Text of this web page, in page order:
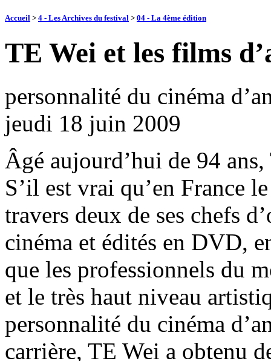
Accueil > 4 - Les Archives du festival > 04 - La 4ème édition
TE Wei et les films
personnalité du cinéma
jeudi 18 juin 2009
Âgé aujourd’hui de 94
S’il est vrai qu’en France
travers deux de ses chefs
cinéma et édités en DVD,
que les professionnels du
et le très haut niveau
personnalité du cinéma
carrière, TE Wei a obtenu